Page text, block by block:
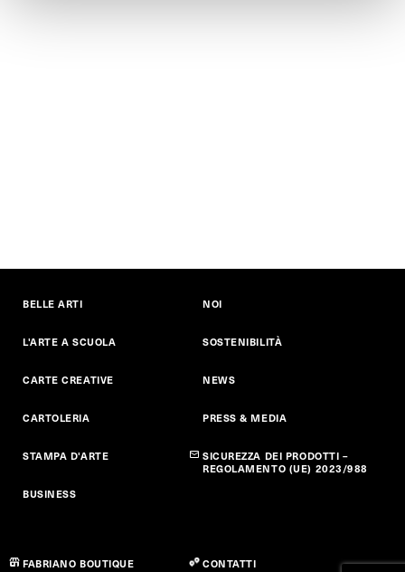
BELLE ARTI
L'ARTE A SCUOLA
CARTE CREATIVE
CARTOLERIA
STAMPA D'ARTE
BUSINESS
NOI
SOSTENIBILITÀ
NEWS
PRESS & MEDIA
SICUREZZA DEI PRODOTTI –
REGOLAMENTO (UE) 2023/988
FABRIANO BOUTIQUE CONTATTI